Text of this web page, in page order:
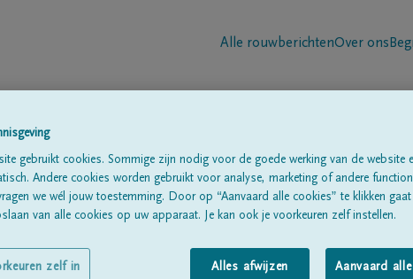
Alle rouwberichtenOver ons
Geboren te 19/10/1954
gebruikt cookies. Sommige zijn nodig voor de goede werking van de website
Andere cookies worden gebruikt voor analyse, marketing of andere
we wél jouw toestemming. Door op “Aanvaard alle cookies” te klikken
van alle cookies op uw apparaat. Je kan ook je voorkeuren zelf instellen.
Alles afwijzen Aanvaard
zelf in